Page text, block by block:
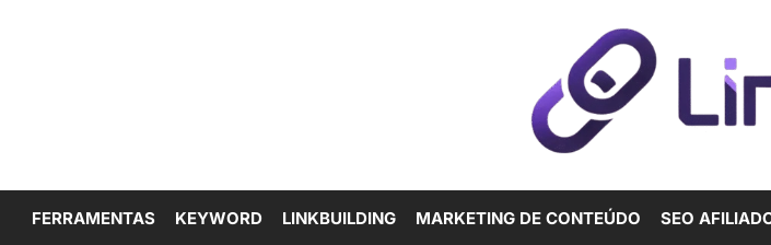
FERRAMENTAS KEYWORD LINKBUILDING MARKETING DE CONTEÚDO SEO